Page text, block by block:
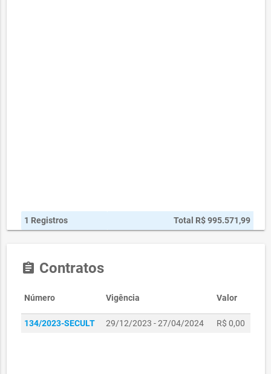
1 Registros Total R$ 995.571,99
assignment Contratos
Número Vigência Valor
134/2023-SECULT 29/12/2023 - 27/04/2024 R$ 0,00